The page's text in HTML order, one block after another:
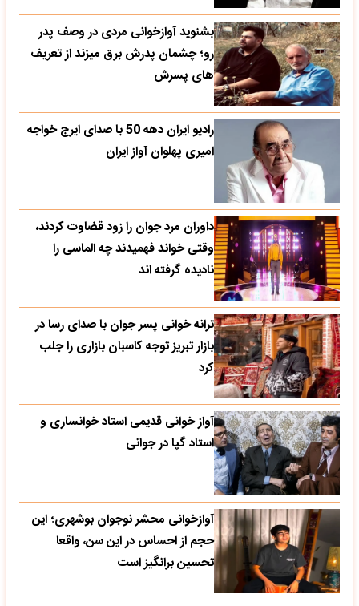
بشنوید آوازخوانی مردی در وصف پدر
رو؛ چشمان پدرش برق میزند از تعریف
های پسرش
رادیو ایران دهه 50 با صدای ایرج خواجه
امیری پهلوان آواز ایران
داوران مرد جوان را زود قضاوت کردند،
وقتی خواند فهمیدند چه الماسی را
نادیده گرفته اند
ترانه خوانی پسر جوان با صدای رسا در
بازار تبریز توجه کاسبان بازاری را جلب
کرد
آواز خوانی قدیمی استاد خوانساری و
استاد گپا در جوانی
آوازخوانی محشر نوجوان بوشهری؛ این
حجم از احساس در این سن، واقعا
تحسین‌ برانگیز است